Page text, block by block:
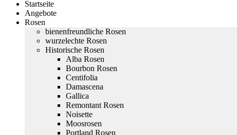
Startseite
Angebote
Rosen
bienenfreundliche Rosen
wurzelechte Rosen
Historische Rosen
Alba Rosen
Bourbon Rosen
Centifolia
Damascena
Gallica
Remontant Rosen
Noisette
Moosrosen
Portland Rosen